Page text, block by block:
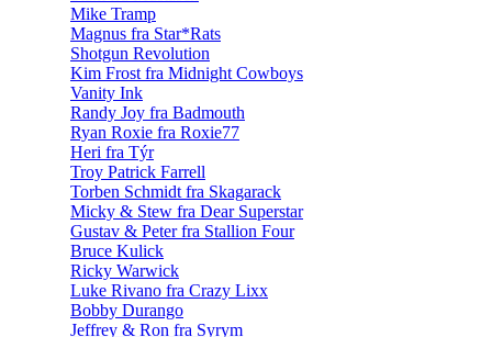
Mike Tramp
Magnus fra Star*Rats
Shotgun Revolution
Kim Frost fra Midnight Cowboys
Vanity Ink
Randy Joy fra Badmouth
Ryan Roxie fra Roxie77
Heri fra Týr
Troy Patrick Farrell
Torben Schmidt fra Skagarack
Micky & Stew fra Dear Superstar
Gustav & Peter fra Stallion Four
Bruce Kulick
Ricky Warwick
Luke Rivano fra Crazy Lixx
Bobby Durango
Jeffrey & Ron fra Syrym